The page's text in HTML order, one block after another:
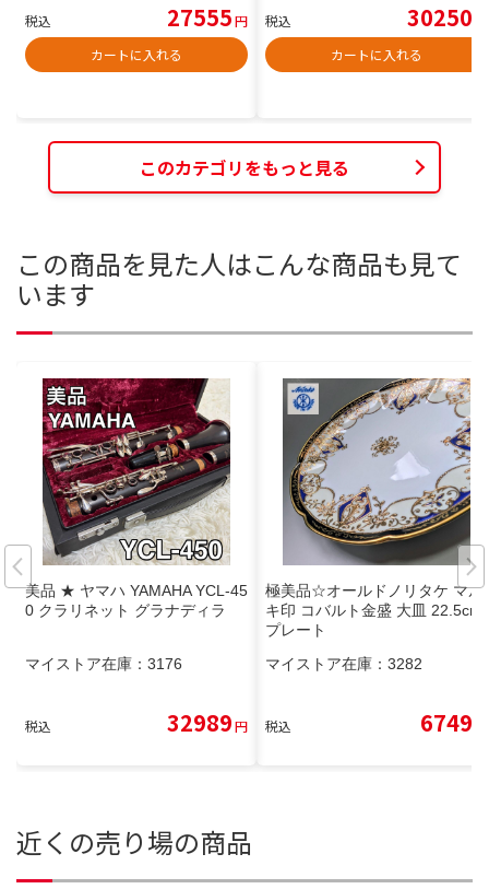
税込 27555円
カートに入れる
税込 30250
カートに入れる
このカテゴリをもっと見る
この商品を見た人はこんな商品も見て
います
美品 ★ ヤマハ YAMAHA YCL-45
0 クラリネット グラナディラ
マイストア在庫： 3176
税込 32989円
極美品☆オールドノリタケ マル
キ印 コバルト金盛 大皿 22.5cm
プレート
マイストア在庫： 3282
税込 6749
近くの売り場の商品